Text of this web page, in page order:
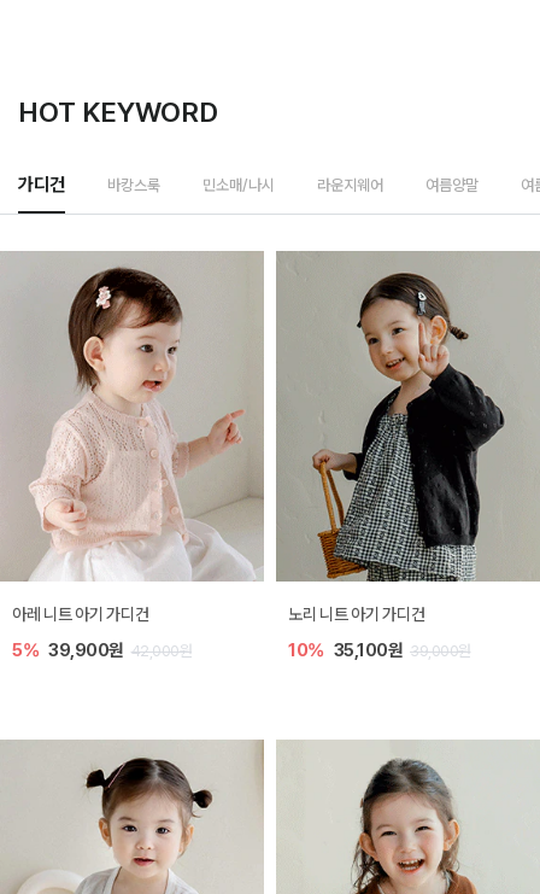
HOT KEYWORD
가디건 바캉스룩 민소매/나시 라운지웨어 여름양말 여
[SIZE ~6Y] 로메이 라운지 셋업
10% 23,400원 26,000원
밀라 아기 원피스
20% 27,200원 34,000원